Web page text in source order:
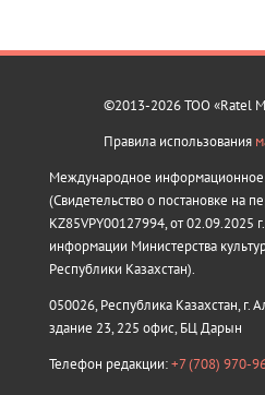
©2013-2026 ТОО «Ratel
Правила использования
Международное информационное
(Свидетельство о постановке на
KZ85VPY00127994, от 02.09.2025
информации Министерства
Республики Казахстан).
050026, Республика Казахстан, г.
здание 23, 225 офис, БЦ Дарын
Телефон редакции:+7 (708) 970-